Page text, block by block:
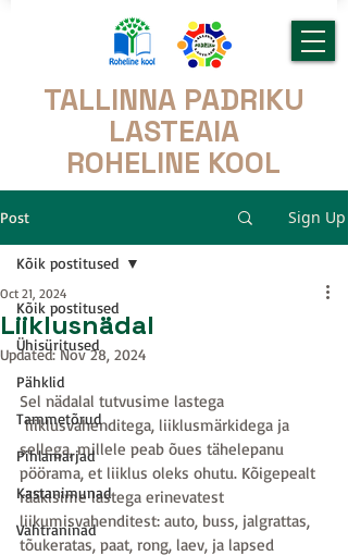
TALLINNA PADRIKU
LASTEAIA
ROHELINE KOOL
Post Sign Up
Kõik postitused
Ühisüritused
Pähklid
Tammetõrud
Pihlamarjad
Kastanimunad
Vahtraninad
Kõik postitused
Liiklusnädal
Oct 21, 2024
Updated:Nov 28, 2024
Sel nädalal tutvusime lastega
liiklusvahenditega, liiklusmärkidega ja
sellega, millele peab õues tähelepanu
pöörama, et liiklus oleks ohutu. Kõigepealt
rääkisime lastega erinevatest
liikumisvahenditest: auto, buss, jalgrattas,
tõukeratas, paat, rong, laev, ja lapsed